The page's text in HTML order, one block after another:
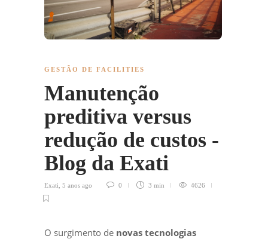
GESTÃO DE FACILITIES
Manutenção
preditiva versus
redução de custos -
Blog da Exati
Exati 5 anos ago 0 3 min 4626
O surgimento de novas tecnologias